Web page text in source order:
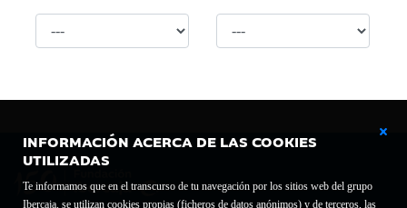
INFORMACIÓN ACERCA DE LAS COOKIES
UTILIZADAS
Te informamos que en el transcurso de tu navegación por los sitios web del grupo
Ibercaja, se utilizan cookies propias (ficheros de datos anónimos) y de terceros, las